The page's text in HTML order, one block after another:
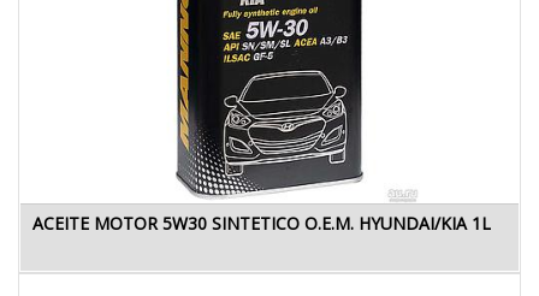
ACEITE MOTOR 5W30 SINTETICO O.E.M. HYUNDAI/KIA 1L